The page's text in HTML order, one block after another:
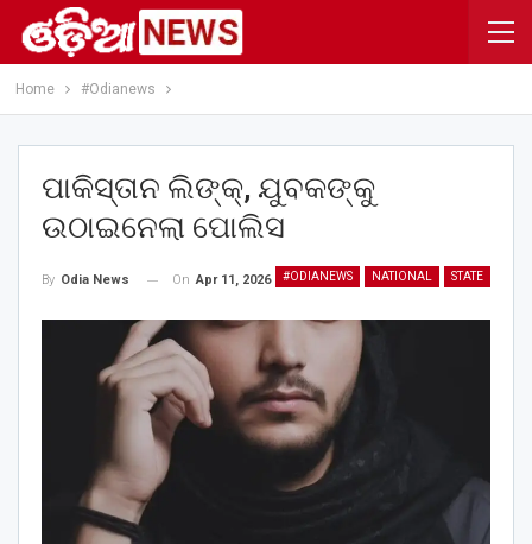
Home #Odianews
ପାକିସ୍ତାନ ଲିଙ୍କ୍, ଯୁବକଙ୍କୁ
ଉଠାଇନେଲା ପୋଲିସ
#ODIANEWS NATIONAL STATE
By Odia News On Apr 11, 2026